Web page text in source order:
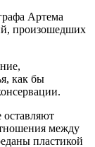
Артема
произошедших
как бы
между
пластикой